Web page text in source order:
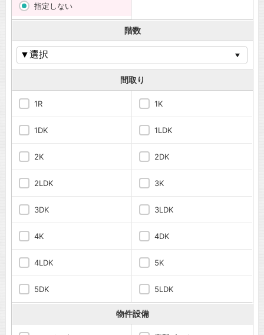
指定しない
階数
間取り
1R 1K
1DK 1LDK
2K 2DK
2LDK 3K
3DK 3LDK
4K 4DK
4LDK 5K
5DK 5LDK
物件設備